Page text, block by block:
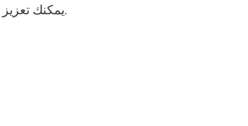
يمكنك تعزيز السلامة الهيكلية للمواد، مما يضمن أدائها بشكل موثوق في ظل الظروف الصعبة.